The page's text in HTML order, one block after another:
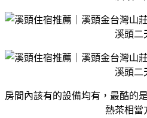
房間內該有的設備均有，最酷的
熱茶相當